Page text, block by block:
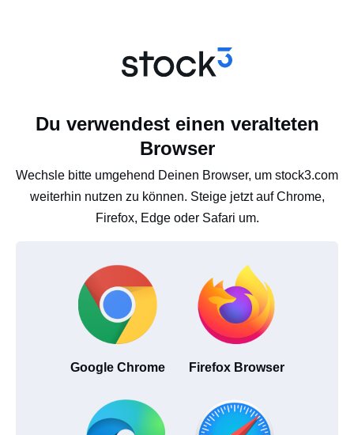
Du verwendest einen veralteten
Browser
Wechsle bitte umgehend Deinen Browser, um stock3.com
weiterhin nutzen zu können. Steige jetzt auf Chrome,
Firefox, Edge oder Safari um.
Google Chrome Firefox Browser